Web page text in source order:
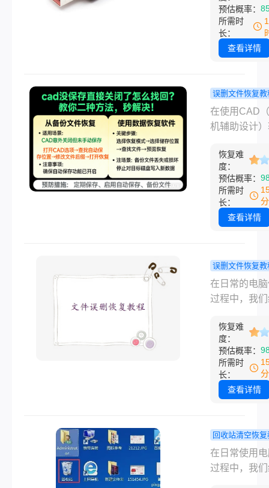
费方法到需
工具的进阶
按顺序来，
自己的情况
存储设备，
线经常被遗
此大多数人
作为便携式
多员工习惯
公司发行的U
动硬盘作为
据。但当U
据丢失时，
件非常痛苦
情。若采取
的措施，就
数据丢失，
何恢复呢？
来讲讲U盘数
的方法。
预估概率：
所需时
长：
查看详情
误删文件恢复教
cad没保存
闭了怎么找
秒解决！
在使用CAD
机辅助设计
时，偶尔会
操作失误或
溃等原因导
存文件直接
情况。这种
成果付诸东
运的是，通
方法和步骤
有可能找回
保存的文件
是一篇关于
存直接关闭
找回的文章。
恢复难
度：
预估概率：
所需时
长：
查看详情
误删文件恢复教
件夹里的文
小心删除了
小窍门！
在日常的电
过程中，我
文件夹中重
的情况。这
其来的数据
往让人措手
但幸运的是
件。那么文
的文件不小
了怎么恢复
恢复难
度：
预估概率：
所需时
长：
查看详情
回收站清空恢
电脑回收站
了怎么恢复
在日常使用
过程中，我